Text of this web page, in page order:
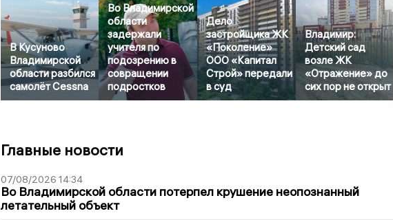
В Кусуново
Владимирской
области разбился
самолёт Cessna
Во Владимирской
области
задержали
учителя по
подозрению в
совращении
подростков
Дело
застройщика ЖК
«Поколение»
ООО «Капитал
Строй» передали
в суд
Владимир:
Детский сад
возле ЖК
«Отражение» до
сих пор не открыт
Главные новости
07/08/2026 14:34
Во Владимирской области потерпел крушение неопознанный
летательный объект